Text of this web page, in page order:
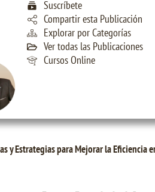
Suscríbete
Compartir esta Publicación
Explorar por Categorías
Ver todas las Publicaciones
Cursos Online